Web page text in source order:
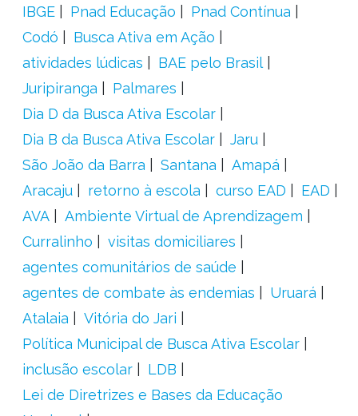
IBGE
Pnad Educação
Pnad Contínua
Codó
Busca Ativa em Ação
atividades lúdicas
BAE pelo Brasil
Juripiranga
Palmares
Dia D da Busca Ativa Escolar
Dia B da Busca Ativa Escolar
Jaru
São João da Barra
Santana
Amapá
Aracaju
retorno à escola curso EAD
EAD
AVA
Ambiente Virtual de Aprendizagem
Curralinho
visitas domiciliares
agentes comunitários de saúde
agentes de combate às endemias
Uruará
Atalaia
Vitória do Jari
Política Municipal de Busca Ativa Escolar
inclusão escolar
LDB
Lei de Diretrizes e Bases da Educação